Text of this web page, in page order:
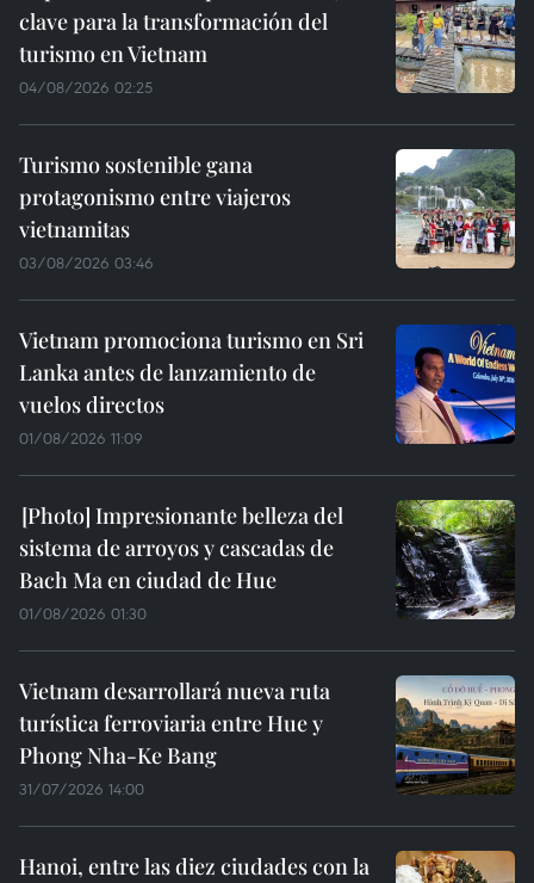
clave para la transformación del
turismo en Vietnam
04/08/2026 02:25
Turismo sostenible gana
protagonismo entre viajeros
vietnamitas
03/08/2026 03:46
Vietnam promociona turismo en Sri
Lanka antes de lanzamiento de
vuelos directos
01/08/2026 11:09
Impresionante belleza del
sistema de arroyos y cascadas de
Bach Ma en ciudad de Hue
01/08/2026 01:30
Vietnam desarrollará nueva ruta
turística ferroviaria entre Hue y
Phong Nha-Ke Bang
31/07/2026 14:00
Hanoi, entre las diez ciudades con la